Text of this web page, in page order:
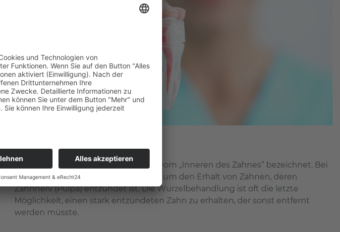
Als „Endodontologie“ wird die Lehre vom „Inneren des Zahnes“ bezeichnet. Bei
der Wurzelkanalbehandlung geht es um den Erhalt von Zähnen, deren
Zahnnerv (Pulpa) entzündet ist. Die Wurzelbehandlung ist oft die letzte
Möglichkeit, einen stark entzündeten Zahn zu erhalten, der sonst entfernt
werden müsste.